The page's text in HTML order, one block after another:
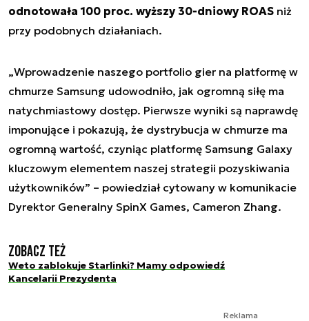
odnotowała 100 proc. wyższy 30-dniowy ROAS niż
przy podobnych działaniach.
„Wprowadzenie naszego portfolio gier na platformę w
chmurze Samsung udowodniło, jak ogromną siłę ma
natychmiastowy dostęp. Pierwsze wyniki są naprawdę
imponujące i pokazują, że dystrybucja w chmurze ma
ogromną wartość, czyniąc platformę Samsung Galaxy
kluczowym elementem naszej strategii pozyskiwania
użytkowników” – powiedział cytowany w komunikacie
Dyrektor Generalny SpinX Games, Cameron Zhang.
Zobacz też
Weto zablokuje Starlinki? Mamy odpowiedź
Kancelarii Prezydenta
Reklama